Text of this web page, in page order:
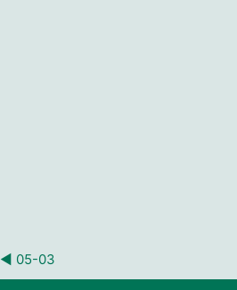
◀︎ 05-03